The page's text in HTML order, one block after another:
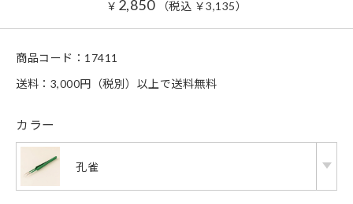
￥ 2,850 （税込 ￥3,135）
商品コード： 17411
送料：3,000円（税別）以上で送料無料
カラー
孔雀